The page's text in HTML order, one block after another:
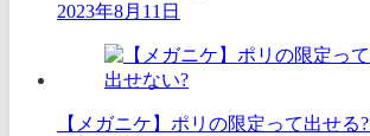
2023年8月11日
【メガニケ】ポリの限定って出せる